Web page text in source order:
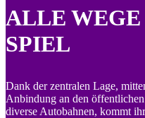
ALLE
SPIEL
Dank der zentralen Lage,
Anbindung an den
diverse Autobahnen, kommt